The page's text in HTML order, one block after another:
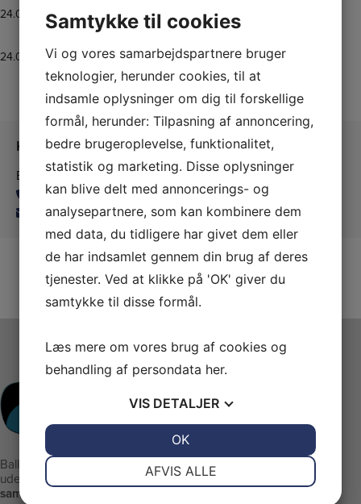
24.08.2021
Vaya Con Dios My
Darling
24.08.2021 The Little Farmer YouTube
Kontakt os
Ballerup Linedance
24815139
balleruplinedance@gmail.com
Ballerup Linedance er klubben
uden stræben men med:
samvær - glæde - motion
Samtykke til cookies
Vi og vores samarbejdspartnere bruger
teknologier, herunder cookies, til at
indsamle oplysninger om dig til forskellige
formål, herunder: Tilpasning af annoncering,
bedre brugeroplevelse, funktionalitet,
statistik og marketing. Disse oplysninger
kan blive delt med annoncerings- og
analysepartnere, som kan kombinere dem
med data, du tidligere har givet dem eller
de har indsamlet gennem din brug af deres
tjenester. Ved at klikke på 'OK' giver du
samtykke til disse formål.
Læs mere om vores brug af cookies og
behandling af persondata her.
VIS DETALJER
AFVIS ALLE
OK